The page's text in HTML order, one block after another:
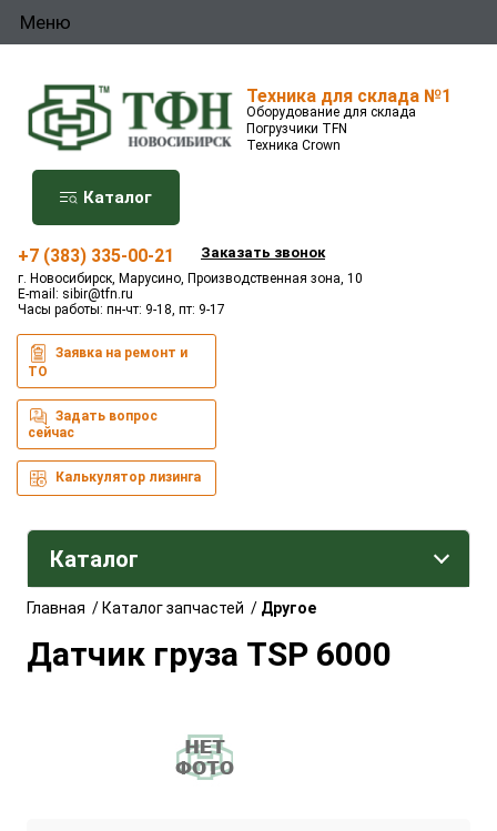
Меню
Техника для склада №1
Оборудование для склада
Погрузчики TFN
Техника Crown
Каталог
+7 (383) 335-00-21 Заказать звонок
г. Новосибирск, Марусино, Производственная зона, 10
E-mail: sibir@tfn.ru
Часы работы: пн-чт: 9-18, пт: 9-17
Заявка на ремонт и
ТО
Задать вопрос
сейчас
Калькулятор лизинга
Каталог
Главная /Каталог запчастей / Другое
Датчик груза TSP 6000